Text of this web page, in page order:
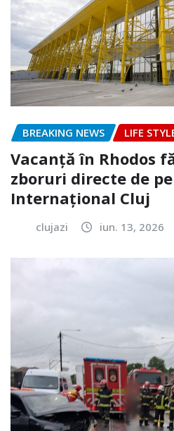
BREAKING NEWS LIFE
Vacanță în Rhodos
zboruri directe de
Internațional Cluj
clujazi iun. 13, 2026